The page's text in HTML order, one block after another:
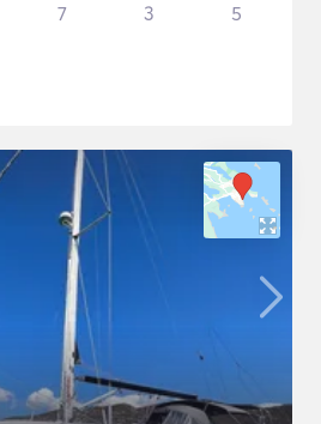
7 3 5